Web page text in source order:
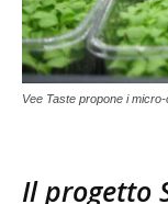
Vee Taste propone i
Il progetto